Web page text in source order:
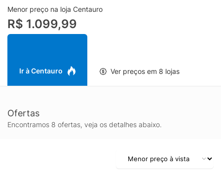
ao pé, oferecendo uma experiência mais confortável mesmo
em longos períodos de uso. A entressola com amortecimento
responsivo contribui para passadas mais suaves, reduzindo o
impacto e melhorando a transição do movimento, enquanto o
Se você procura um tênis masculino Nike com perfil premium
Menor preço na loja Centauro
R$ 1.099,99
Ir à Centauro Ver preços em 8 lojas
Ofertas
Encontramos 8 ofertas, veja os detalhes abaixo.